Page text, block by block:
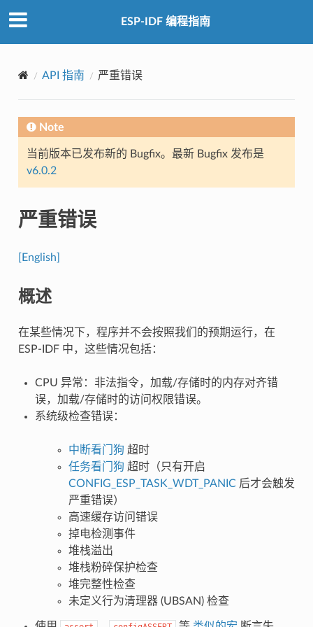
ESP-IDF 编程指南
API 指南 严重错误
Note
当前版本已发布新的 Bugfix。最新 Bugfix 发布是
v6.0.2
严重错误
[English]
概述
在某些情况下，程序并不会按照我们的预期运行，在
ESP-IDF 中，这些情况包括：
CPU 异常：非法指令，加载/存储时的内存对齐错
误，加载/存储时的访问权限错误。
系统级检查错误：
中断看门狗 超时
任务看门狗 超时（只有开启
CONFIG_ESP_TASK_WDT_PANIC后才会触发
严重错误）
高速缓存访问错误
掉电检测事件
堆栈溢出
堆栈粉碎保护检查
堆完整性检查
未定义行为清理器 (UBSAN) 检查